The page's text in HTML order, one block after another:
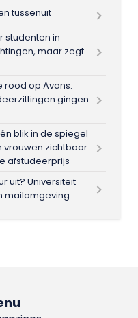
tussenuit
studenten in
maar zegt
rood op Avans:
gingen
blik in de spiegel
vrouwen zichtbaar
afstudeerprijs
uit? Universiteit
mailomgeving